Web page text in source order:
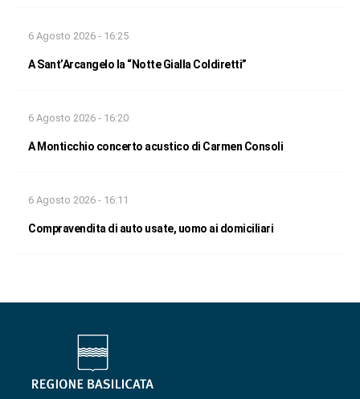
6 Agosto 2026 - 16:25
A Sant’Arcangelo la “Notte Gialla Coldiretti”
6 Agosto 2026 - 16:20
A Monticchio concerto acustico di Carmen Consoli
6 Agosto 2026 - 16:11
Compravendita di auto usate, uomo ai domiciliari